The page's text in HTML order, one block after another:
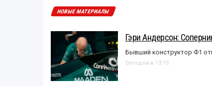
НОВЫЕ МАТЕРИАЛЫ
Гэри Андерсон:
Бывший конструктор Ф1
Сегодня в 13:15